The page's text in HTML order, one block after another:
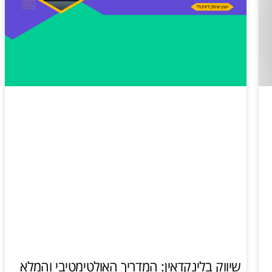
שיווק בלינקדאין: המדריך האולטימטיבי והמלא